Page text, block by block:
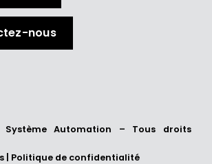
nous
Système Automation – Tous droits
| Politique de confidentialité